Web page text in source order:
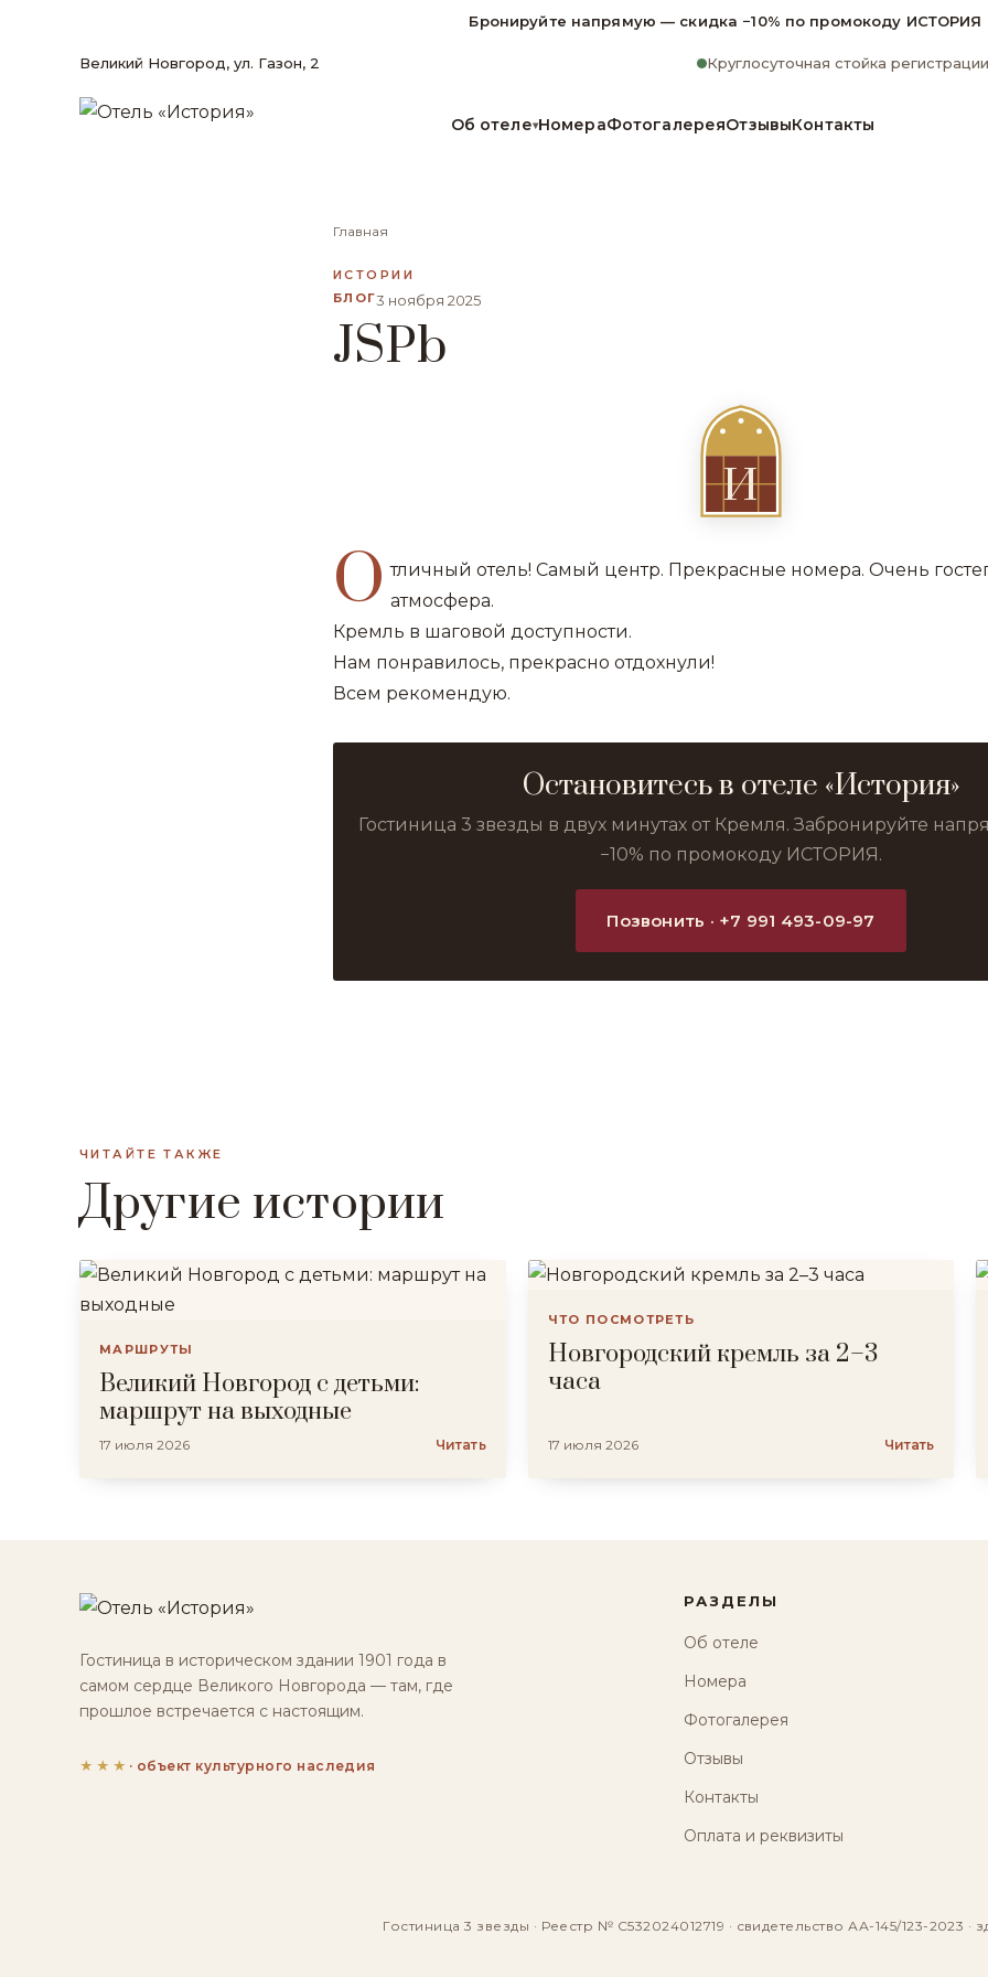
Бронируйте напрямую — скидка −10% по промокоду ИСТОРИЯ
Великий Новгород, ул. Газон, 2 Круглосуточная стойка регистрации
Об отеле▾НомераФотогалереяОтзывыКонтакты
Главная
ИСТОРИИ
БЛОГ3 ноября 2025
JSPb
И
О тличный отель! Самый центр. Прекрасные номера. Очень
атмосфера.
Кремль в шаговой доступности.
Нам понравилось, прекрасно отдохнули!
Всем рекомендую.
Остановитесь в отеле «История»
Гостиница 3 звезды в двух минутах от Кремля. Забронируйте
−10% по промокоду ИСТОРИЯ.
Позвонить · +7 991 493-09-97
ЧИТАЙТЕ ТАКЖЕ
Другие истории
МАРШРУТЫ
Великий Новгород с детьми:
маршрут на выходные
17 июля 2026 Читать
ЧТО ПОСМОТРЕТЬ
Новгородский кремль за 2–3
часа
17 июля 2026 Читать
Гостиница в историческом здании 1901 года в
самом сердце Великого Новгорода — там, где
прошлое встречается с настоящим.
★★★ · объект культурного наследия
РАЗДЕЛЫ
Об отеле
Номера
Фотогалерея
Отзывы
Контакты
Оплата и реквизиты
Гостиница 3 звезды · Реестр № С532024012719 · свидетельство АА-145/123-2023 ·